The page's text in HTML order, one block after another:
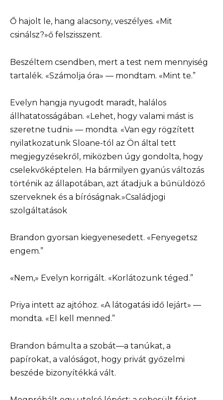
Ő hajolt le, hang alacsony, veszélyes. «Mit
csinálsz?»ő felszisszent.
Beszéltem csendben, mert a test nem mennyiség
tartalék. «Számolja óra» — mondtam. «Mint te.”
Evelyn hangja nyugodt maradt, halálos
állhatatosságában. «Lehet, hogy valami mást is
szeretne tudni» — mondta. «Van egy rögzített
nyilatkozatunk Sloane-tól az Ön által tett
megjegyzésekről, miközben úgy gondolta, hogy
cselekvőképtelen. Ha bármilyen gyanús változás
történik az állapotában, azt átadjuk a bűnüldöző
szerveknek és a bíróságnak.»Családjogi
szolgáltatások
Brandon gyorsan kiegyenesedett. «Fenyegetsz
engem.”
«Nem,» Evelyn korrigált. «Korlátozunk téged.”
Priya intett az ajtóhoz. «A látogatási idő lejárt» —
mondta. «El kell menned.”
Brandon bámulta a szobát—a tanúkat, a
papírokat, a valóságot, hogy privát győzelmi
beszéde bizonyítékká vált.